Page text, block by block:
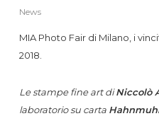
News
MIA Photo Fair di Milano, i
2018.
Le stampe fine art diNiccolò
laboratorio su carta